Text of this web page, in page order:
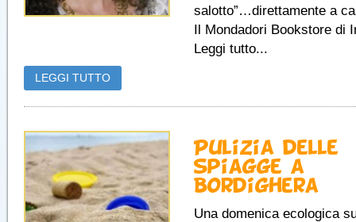
salotto”…direttamente a
Il Mondadori Bookstore di
Leggi tutto...
LEGGI TUTTO
Pulizia delle
spiagge a
Bordighera
Una domenica ecologica